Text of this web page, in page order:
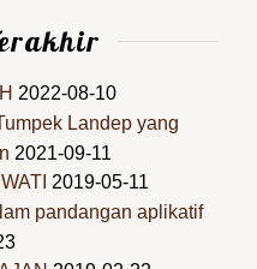
2022-08-10
Landep yang
2021-09-11
2019-05-11
pandangan aplikatif